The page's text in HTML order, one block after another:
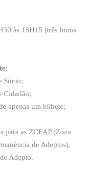
às 18H15 (três horas
Sócio;
Cidadão;
apenas um bilhete;
para as ZCEAP (Zona
de Adeptos),
Adepto.